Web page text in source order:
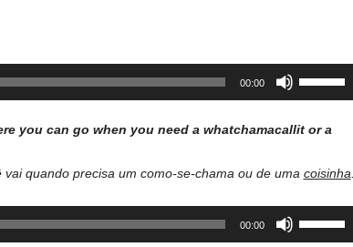
increase
or
volume.
00:00
increase
or
decrease
you can go when you need a whatchamacallit or a
quando precisa um como-se-chama ou de uma coisinha
00:00